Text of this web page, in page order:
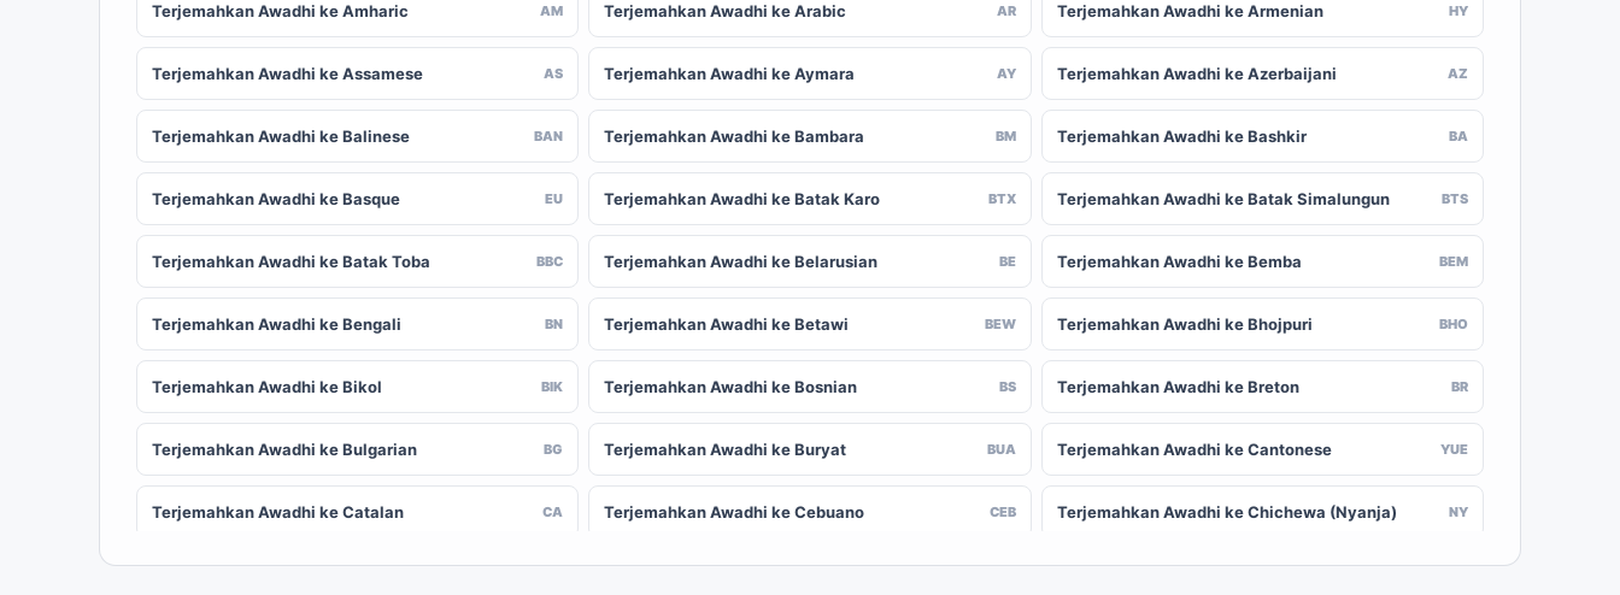
Terjemahkan Awadhi ke Amharic AM Terjemahkan Awadhi ke Arabic AR Terjemahkan Awadhi ke Armenian HY
Terjemahkan Awadhi ke Assamese AS Terjemahkan Awadhi ke Aymara AY Terjemahkan Awadhi ke Azerbaijani AZ
Terjemahkan Awadhi ke Balinese BAN Terjemahkan Awadhi ke Bambara BM Terjemahkan Awadhi ke Bashkir BA
Terjemahkan Awadhi ke Basque EU Terjemahkan Awadhi ke Batak Karo BTX Terjemahkan Awadhi ke Batak Simalungun BTS
Terjemahkan Awadhi ke Batak Toba BBC Terjemahkan Awadhi ke Belarusian BE Terjemahkan Awadhi ke Bemba BEM
Terjemahkan Awadhi ke Bengali BN Terjemahkan Awadhi ke Betawi BEW Terjemahkan Awadhi ke Bhojpuri BHO
Terjemahkan Awadhi ke Bikol BIK Terjemahkan Awadhi ke Bosnian BS Terjemahkan Awadhi ke Breton BR
Terjemahkan Awadhi ke Bulgarian BG Terjemahkan Awadhi ke Buryat BUA Terjemahkan Awadhi ke Cantonese YUE
Terjemahkan Awadhi ke Catalan CA Terjemahkan Awadhi ke Cebuano CEB Terjemahkan Awadhi ke Chichewa (Nyanja) NY